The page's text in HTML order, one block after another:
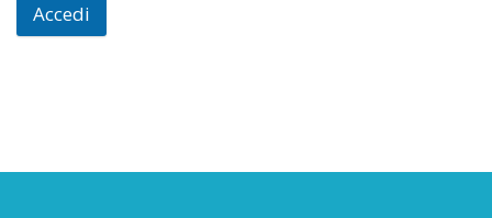
Accedi